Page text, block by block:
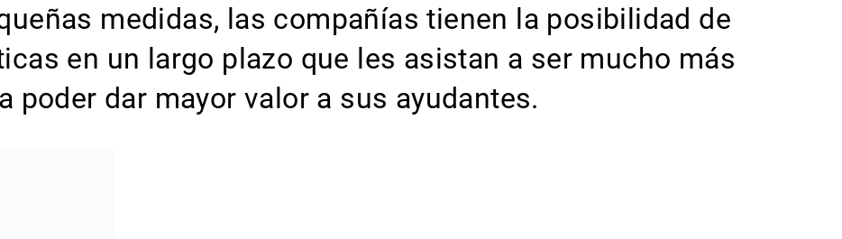
medidas, las compañías tienen la posibilidad de
en un largo plazo que les asistan a ser mucho más
poder dar mayor valor a sus ayudantes.